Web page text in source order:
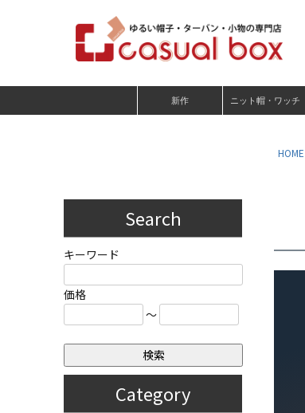
新作 ニット帽・ワッチ
Search
キーワード
価格
～
検索
Category
HOME